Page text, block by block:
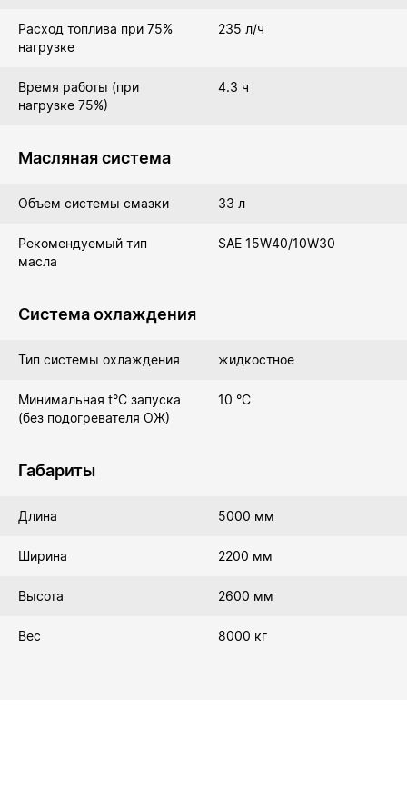
Расход топлива при 75%
нагрузке
235 л/ч
Время работы (при
нагрузке 75%)
4.3 ч
Масляная система
Объем системы смазки 33 л
Рекомендуемый тип
масла
SAE 15W40/10W30
Система охлаждения
Тип системы охлаждения жидкостное
Минимальная t°С запуска
(без подогревателя ОЖ)
10 °C
Габариты
Длина 5000 мм
Ширина 2200 мм
Высота 2600 мм
Вес 8000 кг